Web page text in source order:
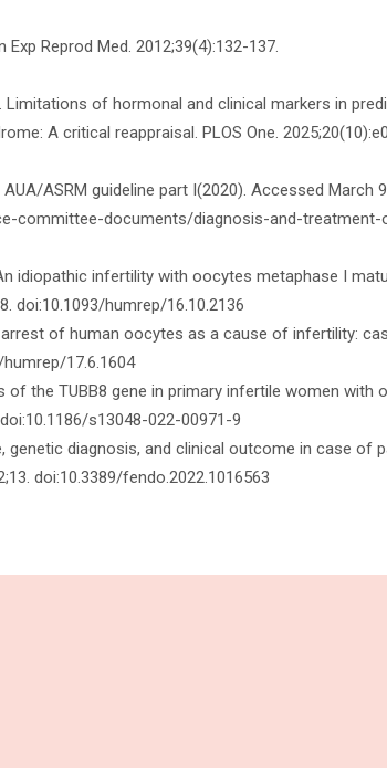
Reprod Med. 2012;39(4):132-137.
Limitations of hormonal and clinical markers in
A critical reappraisal. PLOS One.
ASRM guideline part I(2020). Accessed March
committee-documents/diagnosis-and-
idiopathic infertility with oocytes metaphase I
doi:10.1093/humrep/16.10.2136
arrest of human oocytes as a cause of infertility:
17.6.1604
of the TUBB8 gene in primary infertile women with
s13048-022-00971-9
genetic diagnosis, and clinical outcome in case of
doi:10.3389/fendo.2022.1016563